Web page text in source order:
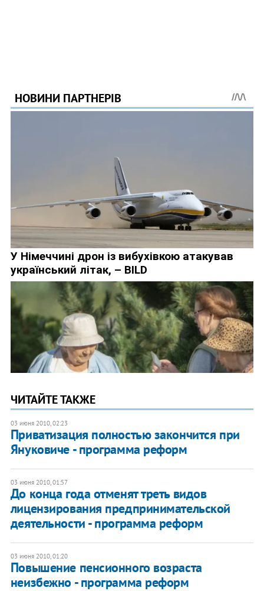
ЧИТАЙТЕ ТАКЖЕ
03 июня 2010, 02:23
Приватизация полностью закончится при
Януковиче - программа реформ
03 июня 2010, 01:57
До конца года отменят треть видов
лицензирования предпринимательской
деятельности - программа реформ
03 июня 2010, 01:20
Повышение пенсионного возраста
неизбежно - программа реформ